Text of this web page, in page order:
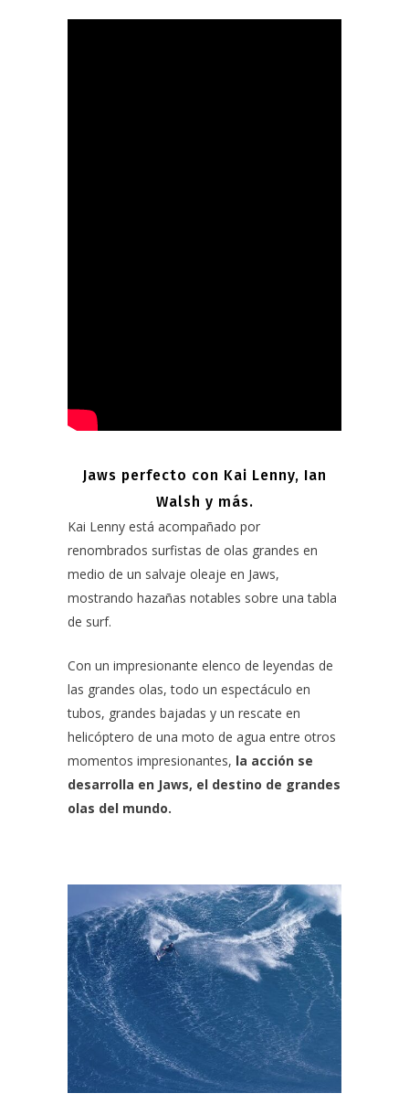
Jaws perfecto con Kai Lenny, Ian
Walsh y más.
Kai Lenny está acompañado por
renombrados surfistas de olas grandes en
medio de un salvaje oleaje en Jaws,
mostrando hazañas notables sobre una tabla
de surf.
Con un impresionante elenco de leyendas de
las grandes olas, todo un espectáculo en
tubos, grandes bajadas y un rescate en
helicóptero de una moto de agua entre otros
momentos impresionantes, la acción se
desarrolla en Jaws, el destino de grandes
olas del mundo.